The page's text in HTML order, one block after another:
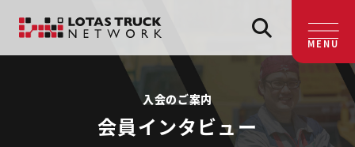
MENU
入会のご案内
会員インタビュー